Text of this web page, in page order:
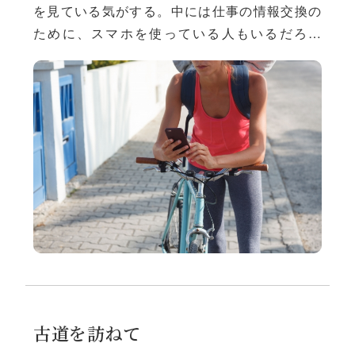
を見ている気がする。中には仕事の情報交換の
ために、スマホを使っている人もいるだろう
を使っているらしい。高齢者が前に立っても、
スマホに熱中していて、席を譲ろうとしない時
も見かける。高齢者に気づいているのか、気づ
いていないのかは定かではないが、実は気づい
ていて、スマホが大義名分になっている節もあ
る。昔アメリカに住んでい
古道を訪ねて